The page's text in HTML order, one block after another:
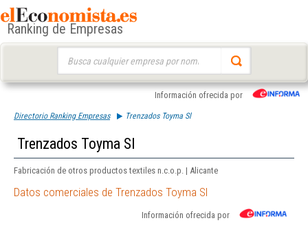
Ranking de Empresas
Información ofrecida por
Directorio Ranking Empresas Trenzados Toyma Sl
Trenzados Toyma Sl
Fabricación de otros productos textiles n.c.o.p. | Alicante
Datos comerciales de Trenzados Toyma Sl
Información ofrecida por